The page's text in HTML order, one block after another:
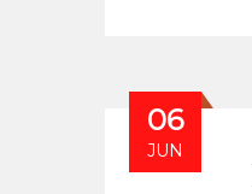
06
JUN